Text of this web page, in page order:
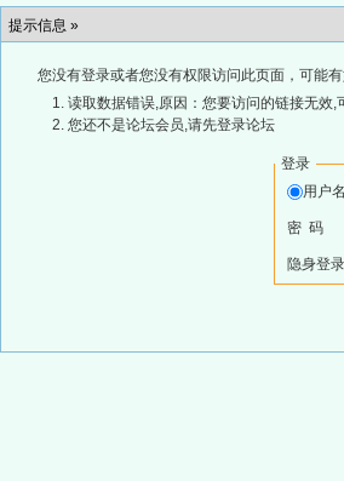
提示信息 »
您没有登录或者您没有权限访问此页面，可能
读取数据错误,原因：您要访问的链接无效
您还不是论坛会员,请先登录论坛
登录
用户
密 码
隐身登录